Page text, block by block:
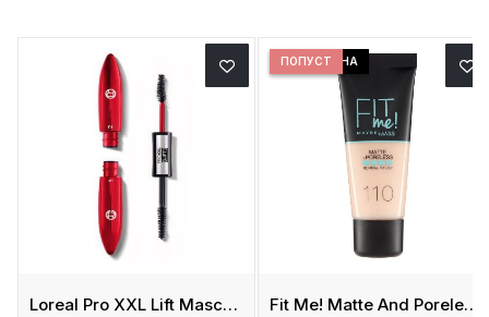
Loreal Pro XXL Lift Mascara Fit Me! Matte And Poreless Foundation
ДОБРА ЦЕНА
ПОПУСТ